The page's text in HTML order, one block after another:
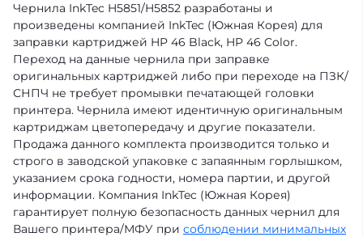
Чернила InkTec H5851/H5852 разработаны и
произведены компанией InkTec (Южная Корея) для
заправки картриджей HP 46 Black, HP 46 Color.
Переход на данные чернила при заправке
оригинальных картриджей либо при переходе на ПЗК/
СНПЧ не требует промывки печатающей головки
принтера. Чернила имеют идентичную оригинальным
картриджам цветопередачу и другие показатели.
Продажа данного комплекта производится только и
строго в заводской упаковке с запаянным горлышком,
указанием срока годности, номера партии, и другой
информации. Компания InkTec (Южная Корея)
гарантирует полную безопасность данных чернил для
Вашего принтера/МФУ при соблюдении минимальных